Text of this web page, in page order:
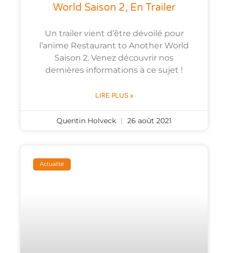
World Saison 2, En Trailer
Un trailer vient d’être dévoilé pour
l’anime Restaurant to Another World
Saison 2. Venez découvrir nos
dernières informations à ce sujet !
LIRE PLUS »
Quentin Holveck 26 août 2021
Actualité